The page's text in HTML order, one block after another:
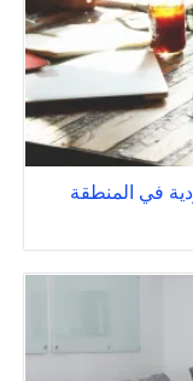
في المنطقة